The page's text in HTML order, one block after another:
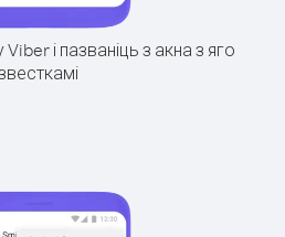
і пазваніць з акна з яго